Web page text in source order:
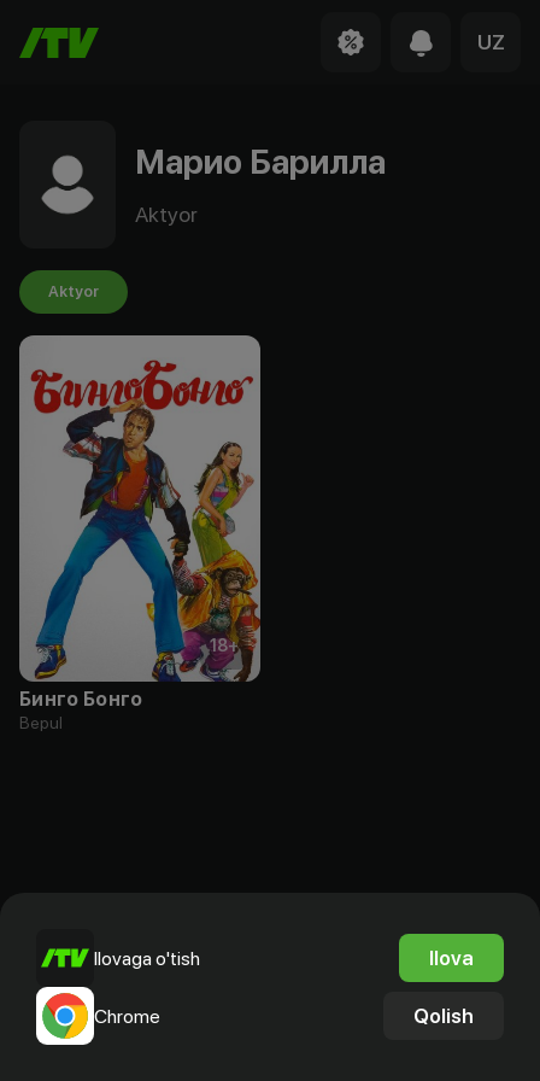
UZ
Марио Барилла
Aktyor
Aktyor
18+
Бинго Бонго
Bepul
Ilovaga o'tish Ilova
Chrome Qolish